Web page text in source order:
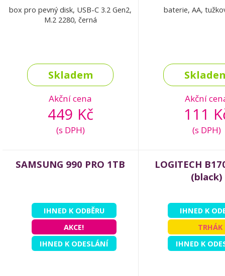
box pro pevný disk, USB-C 3.2 Gen2,
M.2 2280, černá
Skladem
Akční cena
449 Kč
(s DPH)
baterie, AA,
Akční
111
(s DPH)
SAMSUNG 990 PRO 1TB
IHNED K ODBĚRU
AKCE!
IHNED K ODESLÁNÍ
LOGITECH
(black)
IHNED K
TRHÁK
IHNED K